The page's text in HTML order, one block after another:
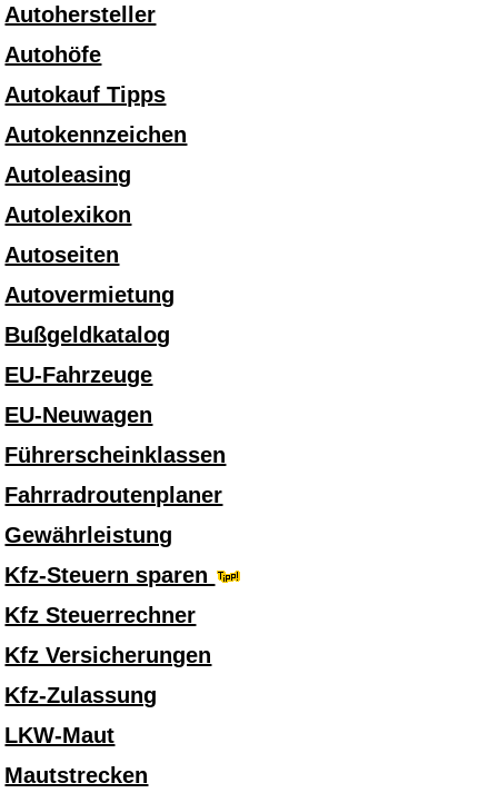
Autohersteller
Autohöfe
Autokauf Tipps
Autokennzeichen
Autoleasing
Autolexikon
Autoseiten
Autovermietung
Bußgeldkatalog
EU-Fahrzeuge
EU-Neuwagen
Führerscheinklassen
Fahrradroutenplaner
Gewährleistung
Kfz-Steuern sparen
Kfz Steuerrechner
Kfz Versicherungen
Kfz-Zulassung
LKW-Maut
Mautstrecken